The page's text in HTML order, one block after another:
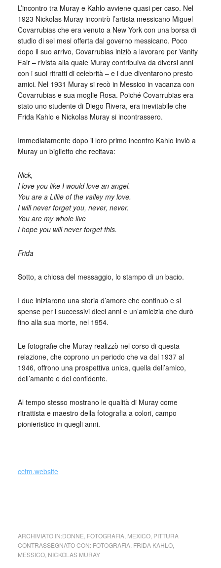
L’incontro tra Muray e Kahlo avviene quasi per caso. Nel
1923 Nickolas Muray incontrò l’artista messicano Miguel
Covarrubias che era venuto a New York con una borsa di
studio di sei mesi offerta dal governo messicano. Poco
dopo il suo arrivo, Covarrubias iniziò a lavorare per Vanity
Fair – rivista alla quale Muray contribuiva da diversi anni
con i suoi ritratti di celebrità – e i due diventarono presto
amici. Nel 1931 Muray si recò in Messico in vacanza con
Covarrubias e sua moglie Rosa. Poiché Covarrubias era
stato uno studente di Diego Rivera, era inevitabile che
Frida Kahlo e Nickolas Muray si incontrassero.
Immediatamente dopo il loro primo incontro Kahlo inviò a
Muray un biglietto che recitava:
Nick,
I love you like I would love an angel.
You are a Lillie of the valley my love.
I will never forget you, never, never.
You are my whole live
I hope you will never forget this.
Frida
Sotto, a chiosa del messaggio, lo stampo di un bacio.
I due iniziarono una storia d’amore che continuò e si
spense per i successivi dieci anni e un’amicizia che durò
fino alla sua morte, nel 1954.
Le fotografie che Muray realizzò nel corso di questa
relazione, che coprono un periodo che va dal 1937 al
1946, offrono una prospettiva unica, quella dell’amico,
dell’amante e del confidente.
Al tempo stesso mostrano le qualità di Muray come
ritrattista e maestro della fotografia a colori, campo
pionieristico in quegli anni.
cctm.website
ARCHIVIATO IN:DONNE FOTOGRAFIA, MEXICO, PITTURA
CONTRASSEGNATO CON: FOTOGRAFIA, FRIDA KAHLO,
MESSICO, NICKOLAS MURAY